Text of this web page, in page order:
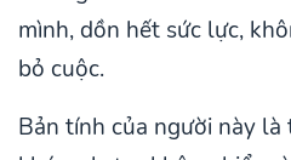
mình, dồn hết sức lực,
bỏ cuộc.
Bản tính của người này